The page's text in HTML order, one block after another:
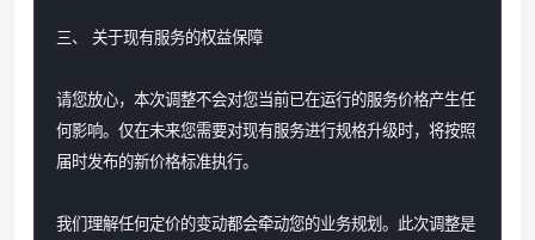
三、 关于现有服务的权益保障
请您放心，本次调整不会对您当前已在运行的服务价格产生任
何影响。仅在未来您需要对现有服务进行规格升级时，将按照
届时发布的新价格标准执行。
我们理解任何定价的变动都会牵动您的业务规划。此次调整是